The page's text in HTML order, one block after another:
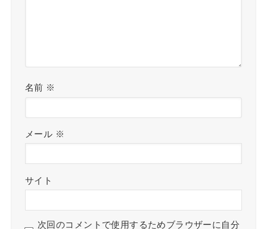
名前 ※
メール ※
サイト
次回のコメントで使用するためブラウザーに自分